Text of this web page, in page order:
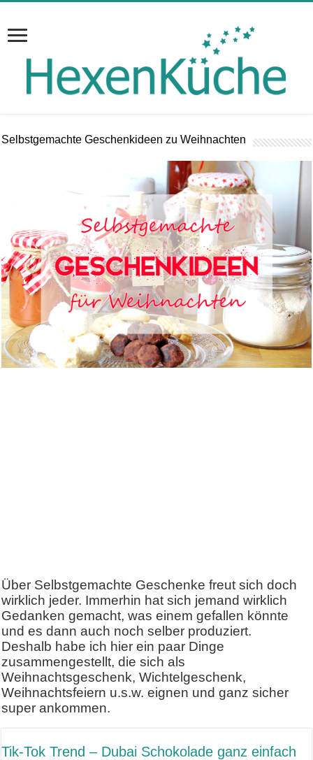
Selbstgemachte Geschenkideen zu Weihnachten
Über Selbstgemachte Geschenke freut sich doch
wirklich jeder. Immerhin hat sich jemand wirklich
Gedanken gemacht, was einem gefallen könnte
und es dann auch noch selber produziert.
Deshalb habe ich hier ein paar Dinge
zusammengestellt, die sich als
Weihnachtsgeschenk, Wichtelgeschenk,
Weihnachtsfeiern u.s.w. eignen und ganz sicher
super ankommen.
Tik-Tok Trend – Dubai Schokolade ganz einfach